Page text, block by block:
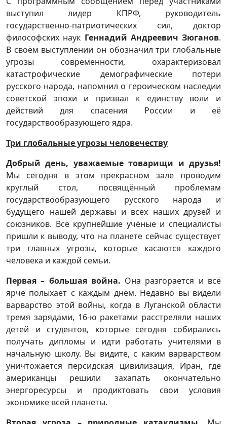
выступил лидер КПРФ, руководитель
государственно-патриотических сил, доктор
философских наук Геннадий Андреевич Зюганов.
В своём выступлении он обозначил три глобальные
угрозы современности, охарактеризовал
катастрофические демографические потери
русского народа, напомнил о героическом наследии
советской эпохи и призвал к единству воли и
действий для спасения России и её
государствообразующего ядра.
Три глобальные угрозы человечеству
Добрый день, уважаемые товарищи и друзья!
Мы сегодня в этом прекрасном зале проводим
круглый стол, посвящённый проблемам
государствообразующего русского народа и
будущего нашей державы и всех наших друзей и
союзников. Все крупнейшие учёные и специалисты
пришли к выводу, что на планете сейчас существует
три главных угрозы, которые касаются каждого
человека и каждой семьи.
Первая – большая война. Она разгорается и всё
ярче полыхает с каждым днём. Недавно вы видели
варварство этой войны, когда в Луганской области
тремя зарядами, 16-ю ракетами расстреляли наших
детей и студентов, которые сегодня собирались
получать дипломы и идти работать учителями в
начальную школу. Вы видите, с каким варварством
уничтожается персидская цивилизация, Иран, где
американцы решили захапать окончательно
энергоресурсы и продиктовать свои условия
экономике всей планеты.